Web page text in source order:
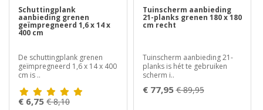
Schuttingplank
aanbieding grenen
geïmpregneerd 1,6 x 14 x
400 cm
De schuttingplank grenen
geïmpregneerd 1,6 x 14 x 400
cm is ..
€ 6,75 € 8,10
Tuinscherm aanbieding
21-planks grenen 180 x 180
cm recht
Tuinscherm aanbieding 21-
planks is hét te gebruiken
scherm i..
€ 77,95 € 89,95